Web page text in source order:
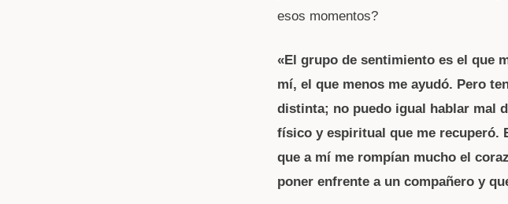
esos momentos?
«El grupo de sentimiento es el que
mí, el que menos me ayudó. Pero
distinta; no puedo igual hablar mal
físico y espiritual que me recuperó.
que a mí me rompían mucho el
poner enfrente a un compañero y